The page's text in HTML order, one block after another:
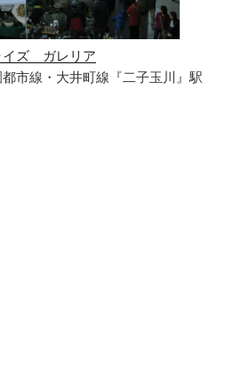
イズ ガレリア
市線・大井町線『二子玉川』駅